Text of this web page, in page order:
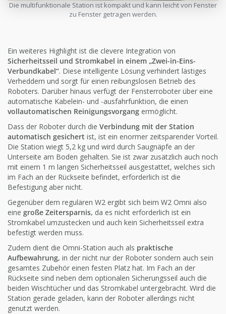
Die multifunktionale Station ist kompakt und kann leicht von Fenster
zu Fenster getragen werden.
Ein weiteres Highlight ist die clevere Integration von
Sicherheitsseil und Stromkabel in einem „Zwei-in-Eins-
Verbundkabel“. Diese intelligente Lösung verhindert lästiges
Verheddern und sorgt für einen reibungslosen Betrieb des
Roboters. Darüber hinaus verfügt der Fensterroboter über eine
automatische Kabelein- und -ausfahrfunktion, die einen
vollautomatischen Reinigungsvorgang ermöglicht.
Dass der Roboter durch die Verbindung mit der Station
automatisch gesichert ist, ist ein enormer zeitsparender Vorteil.
Die Station wiegt 5,2 kg und wird durch Saugnäpfe an der
Unterseite am Boden gehalten. Sie ist zwar zusätzlich auch noch
mit einem 1 m langen Sicherheitsseil ausgestattet, welches sich
im Fach an der Rückseite befindet, erforderlich ist die
Befestigung aber nicht.
Gegenüber dem regulären W2 ergibt sich beim W2 Omni also
eine große Zeitersparnis, da es nicht erforderlich ist ein
Stromkabel umzustecken und auch kein Sicherheitsseil extra
befestigt werden muss.
Zudem dient die Omni-Station auch als praktische
Aufbewahrung, in der nicht nur der Roboter sondern auch sein
gesamtes Zubehör einen festen Platz hat. Im Fach an der
Rückseite sind neben dem optionalen Sicherungsseil auch die
beiden Wischtücher und das Stromkabel untergebracht. Wird die
Station gerade geladen, kann der Roboter allerdings nicht
genutzt werden.